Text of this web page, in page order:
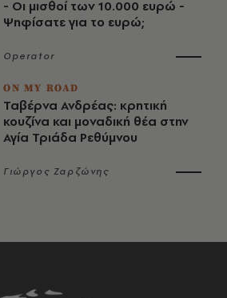
- Οι μισθοί των 10.000 ευρώ -
Ψηφίσατε για το ευρώ;
Operator
ON MY ROAD
Ταβέρνα Ανδρέας: κρητική
κουζίνα και μοναδική θέα στην
Αγία Τριάδα Ρεθύμνου
Γιώργος Ζαρζώνης